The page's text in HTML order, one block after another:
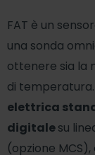
FAT è un
una sonda
ottenere sia la
di
elettrica
digitalesu
(opzione